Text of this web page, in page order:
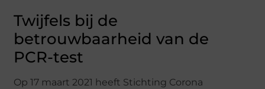
Twijfels bij de
betrouwbaarheid van de
PCR-test
Op 17 maart 2021 heeft Stichting Corona